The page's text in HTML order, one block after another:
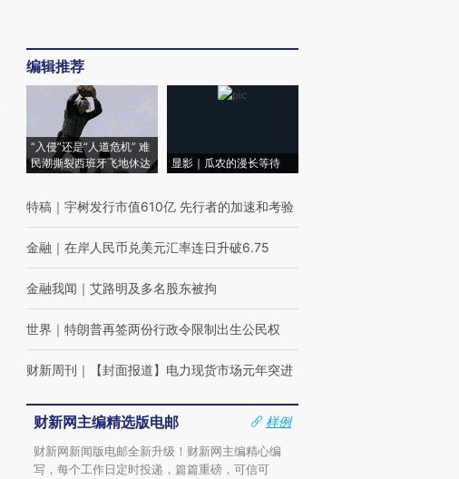
编辑推荐
“入侵”还是“人道危机” 难
民潮撕裂西班牙飞地休达
显影｜瓜农的漫长等待
特稿 ｜ 宇树发行市值610亿 先行者的加速和考验
金融 ｜ 在岸人民币兑美元汇率连日升破6.75
金融我闻 ｜ 艾路明及多名股东被拘
世界 ｜ 特朗普再签两份行政令限制出生公民权
财新周刊 ｜ 【封面报道】电力现货市场元年突进
财新网主编精选版电邮
样例
财新网新闻版电邮全新升级！财新网主编精心编
写，每个工作日定时投递，篇篇重磅，可信可